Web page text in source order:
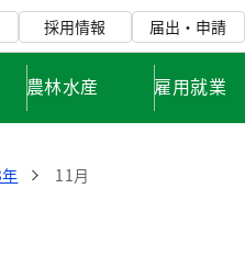
採用情報 届出・申請
農林水産 雇用就業
11月